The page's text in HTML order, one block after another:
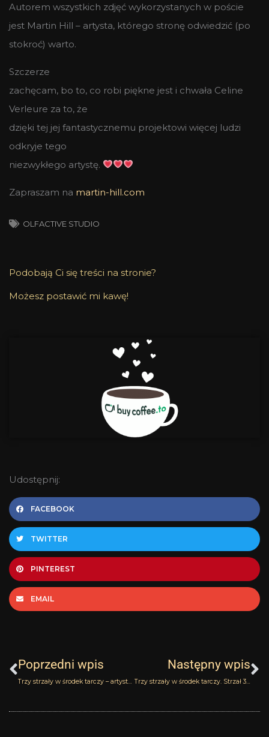
Autorem wszystkich zdjęć wykorzystanych w poście
jest Martin Hill – artysta, którego stronę odwiedzić (po
stokroć) warto.
Szczerze
zachęcam, bo to, co robi piękne jest i chwała Celine
Verleure za to, że
dzięki tej jej fantastycznemu projektowi więcej ludzi
odkryje tego
niezwykłego artystę.
Zapraszam na martin-hill.com
OLFACTIVE STUDIO
Podobają Ci się treści na stronie?
Możesz postawić mi kawę!
Udostępnij:
FACEBOOK
TWITTER
PINTEREST
EMAIL
Poprzedni wpis
Trzy strzały w środek tarczy – artystyczna kooperacja, która zachwyca cz.1
Następny wpis
Trzy strzały w środek tarczy. Strzał 3: Wanilia